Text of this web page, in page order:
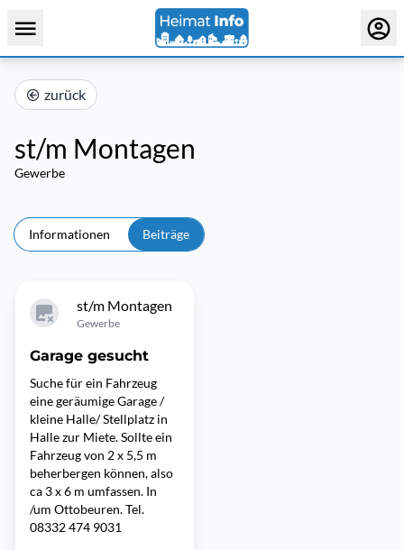
zurück
st/m Montagen
Gewerbe
Informationen Beiträge
st/m Montagen
Gewerbe
Garage gesucht
Suche für ein Fahrzeug
eine geräumige Garage /
kleine Halle/ Stellplatz in
Halle zur Miete. Sollte ein
Fahrzeug von 2 x 5,5 m
beherbergen können, also
ca 3 x 6 m umfassen. In
/um Ottobeuren. Tel.
08332 474 9031